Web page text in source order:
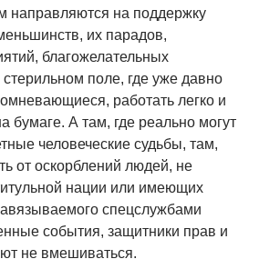
направляются на поддержку
их парадов,
благожелательных
поле, где уже давно
работать легко и
бумаге. А там, где реально могут
человеческие судьбы, там,
от оскорблений людей, не
нации или имеющих
спецслужбами
события, защитники прав и
не вмешиваться.